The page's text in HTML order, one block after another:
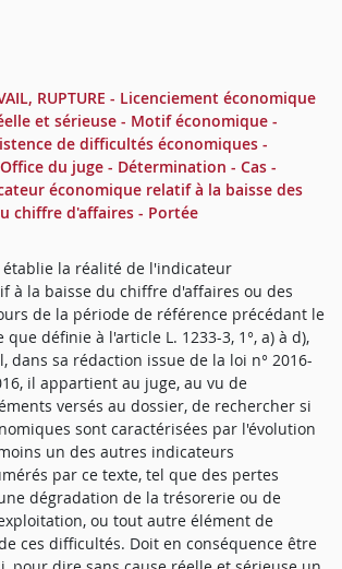
RUPTURE - Licenciement économique
et sérieuse - Motif économique -
de difficultés économiques -
du juge - Détermination - Cas -
économique relatif à la baisse des
chiffre d'affaires - Portée
établie la réalité de l'indicateur
à la baisse du chiffre d'affaires ou des
de la période de référence précédant le
définie à l'article L. 1233-3, 1°, a) à d),
dans sa rédaction issue de la loi n° 2016-
il appartient au juge, au vu de
versés au dossier, de rechercher si
sont caractérisées par l'évolution
un des autres indicateurs
par ce texte, tel que des pertes
dégradation de la trésorerie ou de
ou tout autre élément de
ces difficultés. Doit en conséquence être